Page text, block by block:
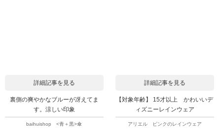
詳細記事を見る
裏側の爽やかなブルーが冴えてま
す。涼しい印象
baihuishop <青＋黒>傘
詳細記事を見る
【対象年齢】 15才以上 かわいいデ
ィズニーレインウェア
アリエル ピンクのレインウェア